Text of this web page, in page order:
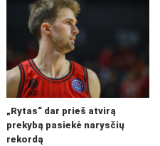
„Rytas“ dar prieš atvirą
prekybą pasiekė narysčių
rekordą